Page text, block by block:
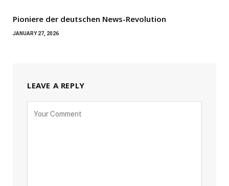
Pioniere der deutschen News-Revolution
JANUARY 27, 2026
LEAVE A REPLY